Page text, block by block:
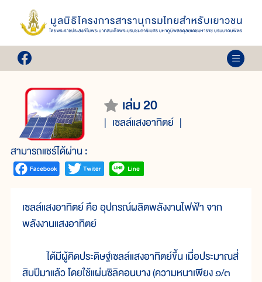
เล่ม 20
เซลล์แสงอาทิตย์
สามารถแชร์ได้ผ่าน :
เซลล์แสงอาทิตย์ คือ อุปกรณ์ผลิตพลังงานไฟฟ้า จาก
พลังงานแสงอาทิตย์
ได้มีผู้คิดประดิษฐ์เซลล์แสงอาทิตย์ขึ้น เมื่อประมาณสี่
สิบปีมาแล้ว โดยใช้แผ่นซิลิคอนบาง (ความหนาเพียง ๑/๓